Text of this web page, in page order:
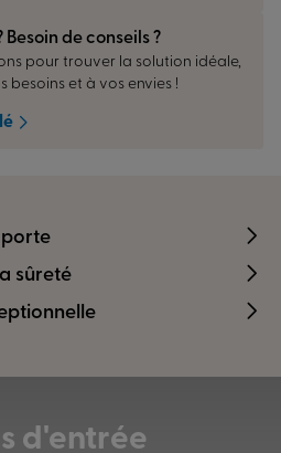
Besoin de conseils ?
pour trouver la solution idéale,
besoins et à vos envies !
porte
sûreté
d'entrée